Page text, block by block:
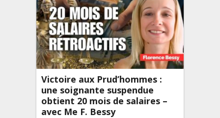
Victoire aux Prud’hommes :
une soignante suspendue
obtient 20 mois de salaires –
avec Me F. Bessy